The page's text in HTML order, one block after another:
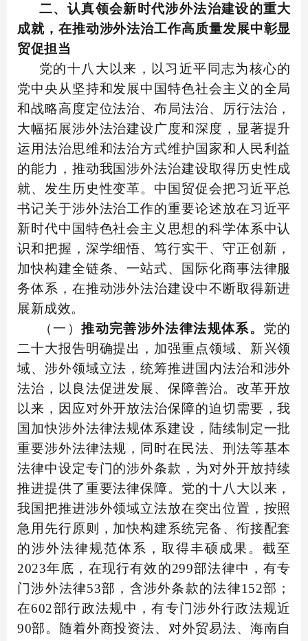
二、认真领会新时代涉外法治建设的重大
成就，在推动涉外法治工作高质量发展中彰显
贸促担当
党的十八大以来，以习近平同志为核心的
党中央从坚持和发展中国特色社会主义的全局
和战略高度定位法治、布局法治、厉行法治，
大幅拓展涉外法治建设广度和深度，显著提升
运用法治思维和法治方式维护国家和人民利益
的能力，推动我国涉外法治建设取得历史性成
就、发生历史性变革。中国贸促会把习近平总
书记关于涉外法治工作的重要论述放在习近平
新时代中国特色社会主义思想的科学体系中认
识和把握，深学细悟、笃行实干、守正创新，
加快构建全链条、一站式、国际化商事法律服
务体系，在推动涉外法治建设中不断取得新进
展新成效。
（一）推动完善涉外法律法规体系。 党的
二十大报告明确提出，加强重点领域、新兴领
域、涉外领域立法，统筹推进国内法治和涉外
法治，以良法促进发展、保障善治。改革开放
以来，因应对外开放法治保障的迫切需要，我
国加快涉外法律法规体系建设，陆续制定一批
重要涉外法律法规，同时在民法、刑法等基本
法律中设定专门的涉外条款，为对外开放持续
推进提供了重要法律保障。党的十八大以来，
我国把推进涉外领域立法放在突出位置，按照
急用先行原则，加快构建系统完备、衔接配套
的涉外法律规范体系，取得丰硕成果。截至
2023年底，在现行有效的299部法律中，有专
门涉外法律53部，含涉外条款的法律152部；
在602部行政法规中，有专门涉外行政法规近
90部。随着外商投资法、对外贸易法、海南自